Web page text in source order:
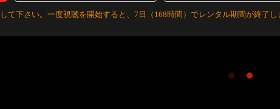
て下さい。一度視聴を開始すると、7日（168時間）でレンタル期間が終了し